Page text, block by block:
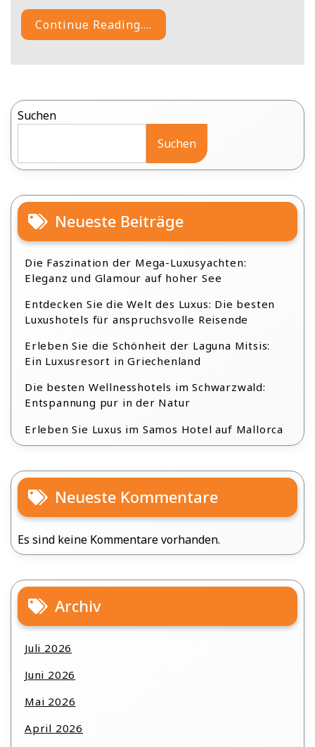
Continue Reading....
Suchen
Suchen
Neueste Beiträge
Die Faszination der Mega-Luxusyachten:
Eleganz und Glamour auf hoher See
Entdecken Sie die Welt des Luxus: Die besten
Luxushotels für anspruchsvolle Reisende
Erleben Sie die Schönheit der Laguna Mitsis:
Ein Luxusresort in Griechenland
Die besten Wellnesshotels im Schwarzwald:
Entspannung pur in der Natur
Erleben Sie Luxus im Samos Hotel auf Mallorca
Neueste Kommentare
Es sind keine Kommentare vorhanden.
Archiv
Juli 2026
Juni 2026
Mai 2026
April 2026